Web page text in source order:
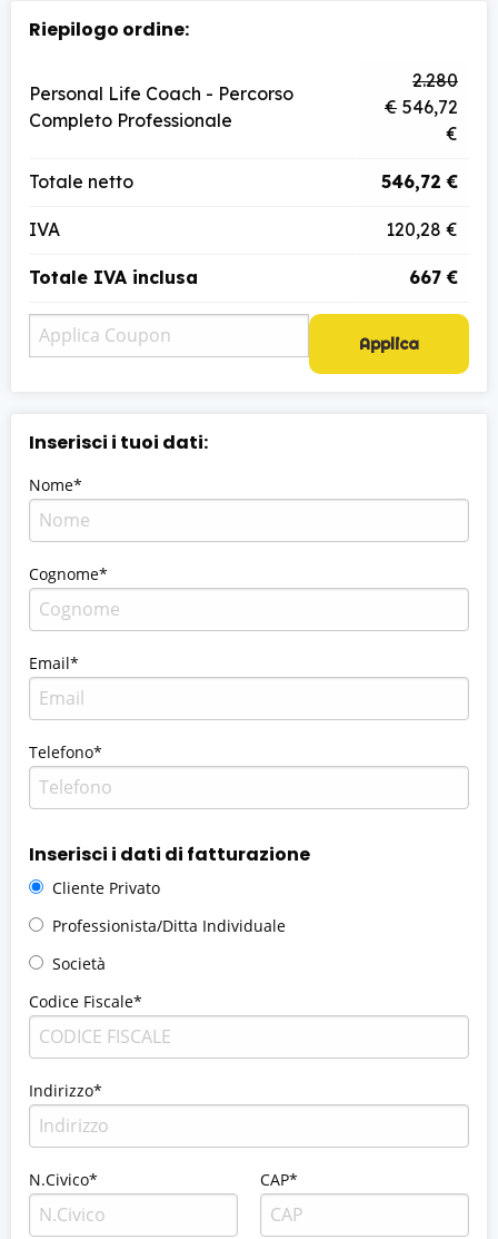
Inserisci i tuoi dati:
Nome*
Cognome*
Email*
Telefono*
Inserisci i dati di fatturazione
Cliente Privato
Professionista/Ditta Individuale
Società
Codice Fiscale*
Indirizzo*
N.Civico* CAP*
Riepilogo ordine:
Personal Life Coach - Percorso
Completo Professionale
2.280
€ 546,72
€
Totale netto 546,72 €
IVA 120,28 €
Totale IVA inclusa 667 €
Applica